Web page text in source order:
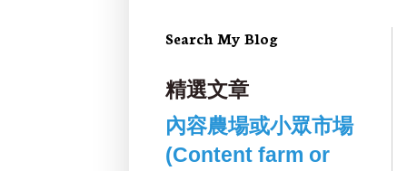
Search My Blog
精選文章
內容農場或小眾市場
(Content farm or